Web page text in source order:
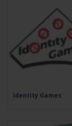
Identity Games